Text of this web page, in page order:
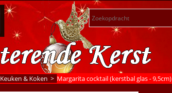
Keuken & Koken > Margarita cocktail (kerstbal glas - 9,5cm)